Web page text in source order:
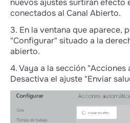
nuevos ajustes surtirán efecto
conectados al Canal Abierto.
3. En la ventana que aparece,
"Configurar" situado a la
abierto.
4. Vaya a la sección "Acciones
Desactiva el ajuste "Enviar